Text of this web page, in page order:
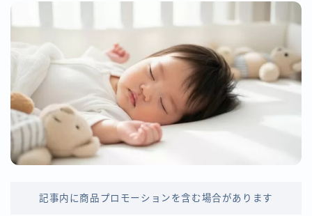
記事内に商品プロモーションを含む場合があります